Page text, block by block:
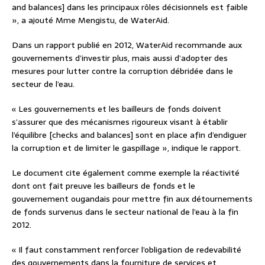
and balances] dans les principaux rôles décisionnels est faible
», a ajouté Mme Mengistu, de WaterAid.
Dans un rapport publié en 2012, WaterAid recommande aux
gouvernements d’investir plus, mais aussi d’adopter des
mesures pour lutter contre la corruption débridée dans le
secteur de l’eau.
« Les gouvernements et les bailleurs de fonds doivent
s’assurer que des mécanismes rigoureux visant à établir
l’équilibre [checks and balances] sont en place afin d’endiguer
la corruption et de limiter le gaspillage », indique le rapport.
Le document cite également comme exemple la réactivité
dont ont fait preuve les bailleurs de fonds et le
gouvernement ougandais pour mettre fin aux détournements
de fonds survenus dans le secteur national de l’eau à la fin
2012.
« Il faut constamment renforcer l’obligation de redevabilité
des gouvernements dans la fourniture de services et